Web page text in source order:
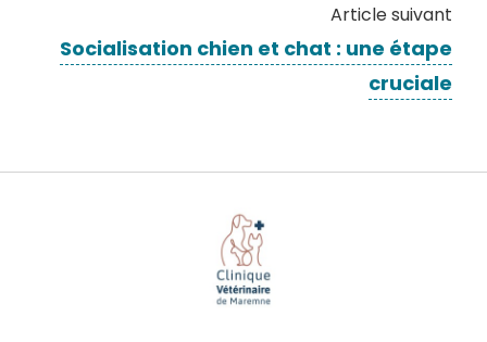
Article suivant
Socialisation chien et chat : une étape
cruciale